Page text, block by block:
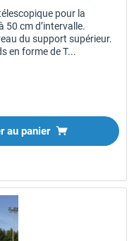
pour la
50 cm d’intervalle.
du support supérieur.
en forme de T...
au panier